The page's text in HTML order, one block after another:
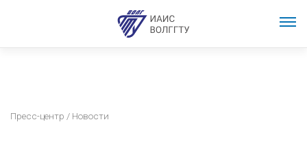
Пресс-центр / Новости